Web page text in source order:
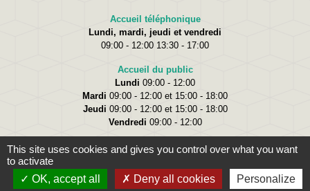
Accueil téléphonique
Lundi, mardi, jeudi et vendredi
09:00 - 12:00 13:30 - 17:00
Accueil du public
Lundi 09:00 - 12:00
Mardi 09:00 - 12:00 et 15:00 - 18:00
Jeudi 09:00 - 12:00 et 15:00 - 18:00
Vendredi 09:00 - 12:00
This site uses cookies and gives you control over what you want
to activate
OK, accept all
Deny all cookies Personalize